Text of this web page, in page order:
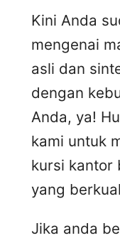
Kini Anda
mengenai
asli dan
dengan
Anda, ya!
kami untuk
kursi kantor
yang
Jika anda